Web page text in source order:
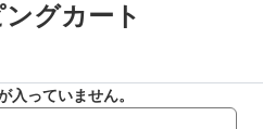
グカート
入っていません。